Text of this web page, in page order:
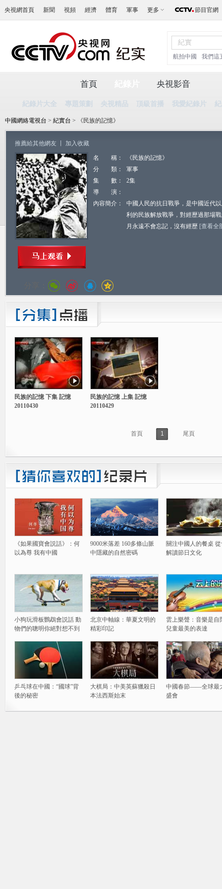
央視網首頁 新聞 視頻 經濟 體育 軍事 更多 節目官網
航拍中國 我們這
首頁
紀錄片大全 專題策劃 央視精品 頂級首播 我愛紀錄片
央視影音
中國網絡電視台 > 紀實台 > 《民族的記憶》
推薦給其他網友 加入收藏
名 稱：
《民族的記憶》
分 類：
軍事
集 數：
2集
導 演：
內容簡介：
中國人民的抗日戰爭，是中國近代
利的民族解放戰爭，對經歷過那場
月永遠不會忘記，沒有經歷 [查看全
分享：
民族的記憶 下集 記憶
20110430
民族的記憶 上集 記憶
20110429
首頁 1 尾頁
《如果國寶會説話》：何
以為尊 我有中國
9000米落差 160多條山脈
中隱藏的自然密碼
關注中國人的餐桌
解讀節日文化
小狗玩滑板鸚鵡會説話 動
物們的聰明你絕對想不到
北京中軸線：華夏文明的
精彩印記
雲上樂聲：音樂是自
兒童最美的表達
乒乓球在中國：“國球”背
後的秘密
大棋局：中美英蘇獵殺日
本法西斯始末
中國春節——全球最
盛會